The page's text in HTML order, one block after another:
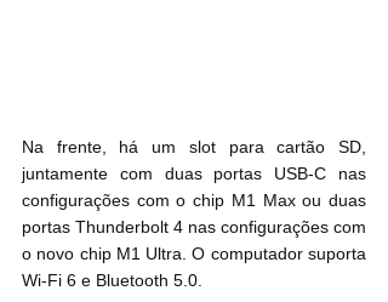
Na frente, há um slot para cartão SD,
juntamente com duas portas USB-C nas
configurações com o chip M1 Max ou duas
portas Thunderbolt 4 nas configurações com
o novo chip M1 Ultra. O computador suporta
Wi-Fi 6 e Bluetooth 5.0.